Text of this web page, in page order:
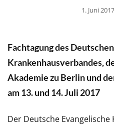
1. Juni
Fachtagung des
Krankenhausverbandes,
Akademie zu Berlin und
am 13. und 14. Juli 2017
Der Deutsche